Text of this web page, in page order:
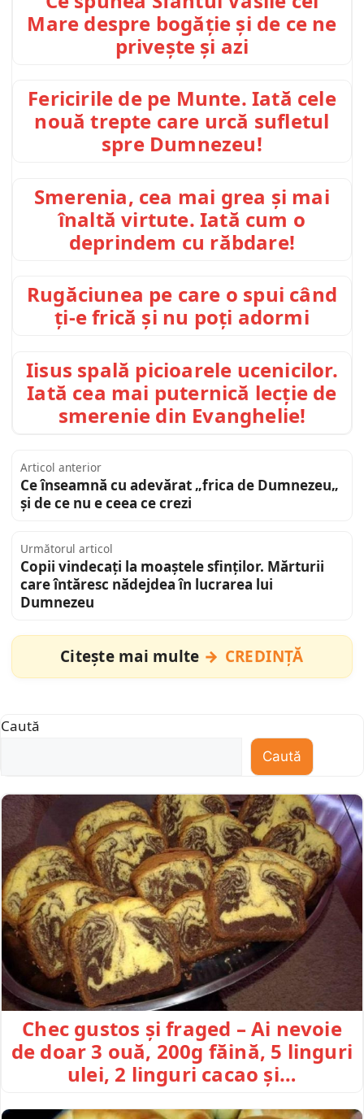
Mare despre bogăție și de ce ne
privește și azi
Fericirile de pe Munte. Iată cele
nouă trepte care urcă sufletul
spre Dumnezeu!
Smerenia, cea mai grea și mai
înaltă virtute. Iată cum o
deprindem cu răbdare!
Rugăciunea pe care o spui când
ți-e frică și nu poți adormi
Iisus spală picioarele ucenicilor.
Iată cea mai puternică lecție de
smerenie din Evanghelie!
Articol anterior
Ce înseamnă cu adevărat „frica de Dumnezeu„
și de ce nu e ceea ce crezi
Următorul articol
Copii vindecați la moaștele sfinților. Mărturii
care întăresc nădejdea în lucrarea lui
Dumnezeu
Citește mai multe CREDINȚĂ
Caută
Caută
Chec gustos și fraged – Ai nevoie
de doar 3 ouă, 200g făină, 5 linguri
ulei, 2 linguri cacao și…